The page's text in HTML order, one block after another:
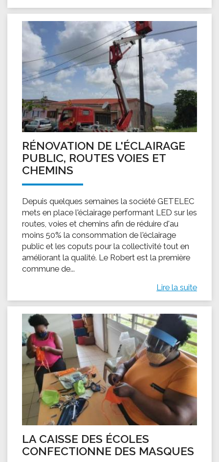
RÉNOVATION DE L'ÉCLAIRAGE
PUBLIC, ROUTES VOIES ET
CHEMINS
Depuis quelques semaines la société GETELEC
mets en place l'éclairage performant LED sur les
routes, voies et chemins afin de réduire d'au
moins 50% la consommation de l'éclairage
public et les coputs pour la collectivité tout en
améliorant la qualité. Le Robert est la première
commune de...
Lire la suite
LA CAISSE DES ÉCOLES
CONFECTIONNE DES MASQUES